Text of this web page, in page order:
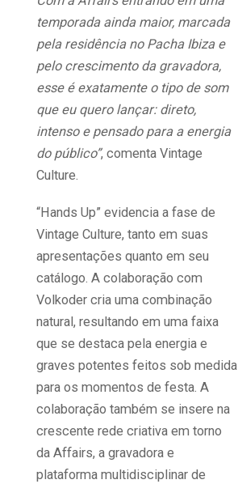
temporada ainda maior, marcada
pela residência no Pacha Ibiza e
pelo crescimento da gravadora,
esse é exatamente o tipo de som
que eu quero lançar: direto,
intenso e pensado para a energia
do público”, comenta Vintage
Culture.
“Hands Up” evidencia a fase de
Vintage Culture, tanto em suas
apresentações quanto em seu
catálogo. A colaboração com
Volkoder cria uma combinação
natural, resultando em uma faixa
que se destaca pela energia e
graves potentes feitos sob medida
para os momentos de festa. A
colaboração também se insere na
crescente rede criativa em torno
da Affairs, a gravadora e
plataforma multidisciplinar de